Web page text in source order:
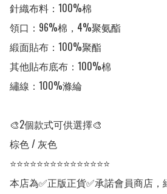
針織布料：100%棉
領口：96%棉，4%聚氨酯
緞面貼布：100%聚酯
其他貼布底布：100%棉
繡線：100%滌綸
🎨2個款式可供選擇🎨
棕色 / 灰色
⭐⭐⭐⭐⭐⭐⭐⭐⭐⭐⭐⭐⭐⭐⭐
本店為✅正版正貨✅承諾會員商店